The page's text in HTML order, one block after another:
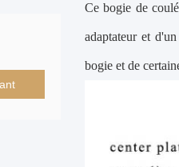
Ce bogie de
adaptateur et
bogie et de